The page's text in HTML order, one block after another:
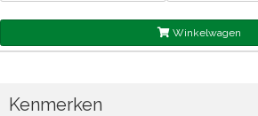
Winkelwagen
Kenmerken